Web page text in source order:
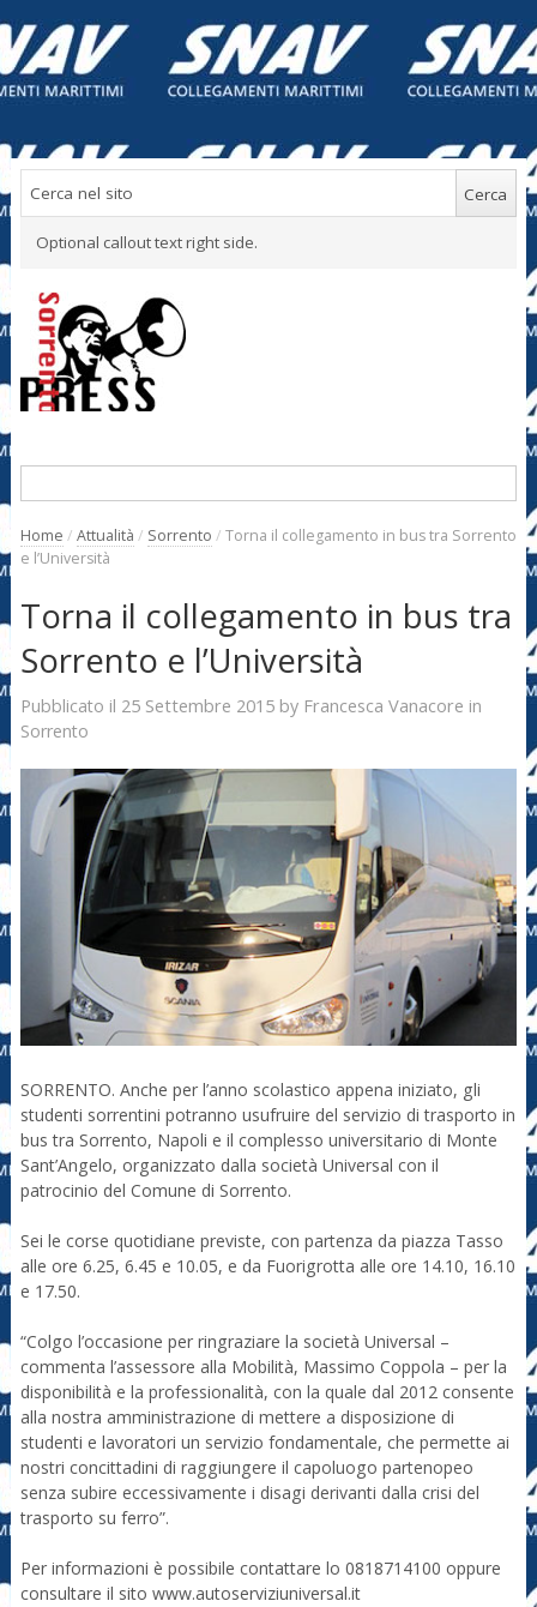
Optional callout text right side.
Home / Attualità / Sorrento / Torna il collegamento in bus tra Sorrento
e l’Università
Torna il collegamento in bus tra
Sorrento e l’Università
Pubblicato il 25 Settembre 2015by Francesca Vanacore in
Sorrento
SORRENTO. Anche per l’anno scolastico appena iniziato, gli
studenti sorrentini potranno usufruire del servizio di trasporto in
bus tra Sorrento, Napoli e il complesso universitario di Monte
Sant’Angelo, organizzato dalla società Universal con il
patrocinio del Comune di Sorrento.
Sei le corse quotidiane previste, con partenza da piazza Tasso
alle ore 6.25, 6.45 e 10.05, e da Fuorigrotta alle ore 14.10, 16.10
e 17.50.
“Colgo l’occasione per ringraziare la società Universal –
commenta l’assessore alla Mobilità, Massimo Coppola – per la
disponibilità e la professionalità, con la quale dal 2012 consente
alla nostra amministrazione di mettere a disposizione di
studenti e lavoratori un servizio fondamentale, che permette ai
nostri concittadini di raggiungere il capoluogo partenopeo
senza subire eccessivamente i disagi derivanti dalla crisi del
trasporto su ferro”.
Per informazioni è possibile contattare lo 0818714100 oppure
consultare il sito www.autoserviziuniversal.it